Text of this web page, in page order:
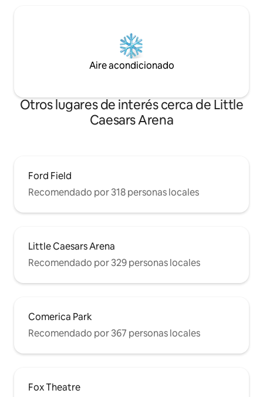
Aire acondicionado
Otros lugares de interés cerca de Little
Caesars Arena
Ford Field
Recomendado por 318 personas locales
Little Caesars Arena
Recomendado por 329 personas locales
Comerica Park
Recomendado por 367 personas locales
Fox Theatre